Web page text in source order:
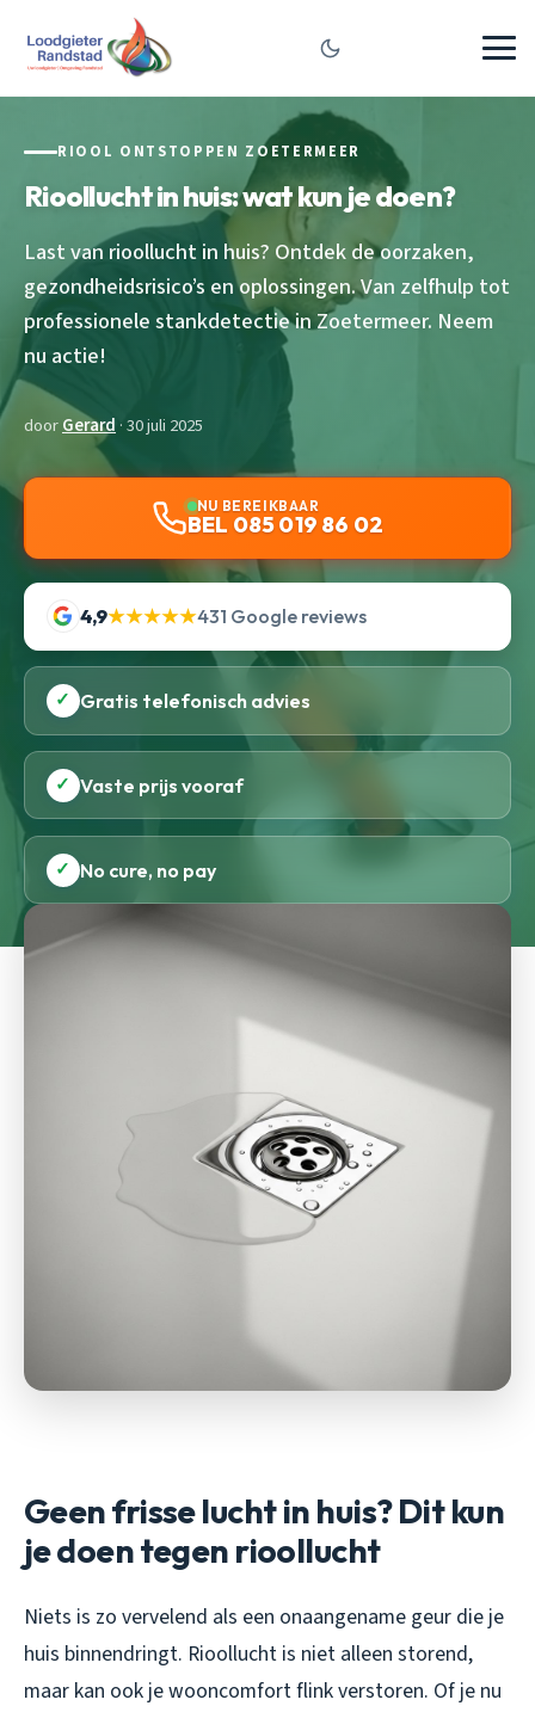
RIOOL ONTSTOPPEN ZOETERMEER
Rioollucht in huis: wat kun je doen?
Last van rioollucht in huis? Ontdek de oorzaken,
gezondheidsrisico’s en oplossingen. Van zelfhulp tot
professionele stankdetectie in Zoetermeer. Neem
nu actie!
doorGerard · 30 juli 2025
NU BEREIKBAAR
BEL 085 019 86 02
4,9★★★★★431 Google reviews
✓ Gratis telefonisch advies
✓ Vaste prijs vooraf
✓ No cure, no pay
Geen frisse lucht in huis? Dit kun
je doen tegen rioollucht
Niets is zo vervelend als een onaangename geur die je
huis binnendringt. Rioollucht is niet alleen storend,
maar kan ook je wooncomfort flink verstoren. Of je nu